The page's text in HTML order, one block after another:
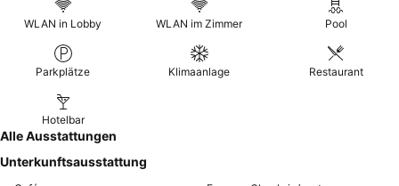
WLAN in Lobby WLAN im Zimmer Pool
Parkplätze Klimaanlage Restaurant
Hotelbar
Alle Ausstattungen
Unterkunftsausstattung